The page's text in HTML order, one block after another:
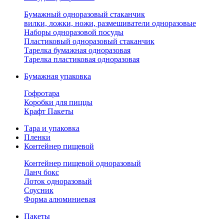
Бумажный одноразовый стаканчик
вилки, ложки, ножи, размешиватели одноразовые
Наборы одноразовой посуды
Пластиковый одноразовый стаканчик
Тарелка бумажная одноразовая
Тарелка пластиковая одноразовая
Бумажная упаковка
Гофротара
Коробки для пиццы
Крафт Пакеты
Тара и упаковка
Пленки
Контейнер пищевой
Контейнер пищевой одноразовый
Ланч бокс
Лоток одноразовый
Соусник
Форма алюминиевая
Пакеты